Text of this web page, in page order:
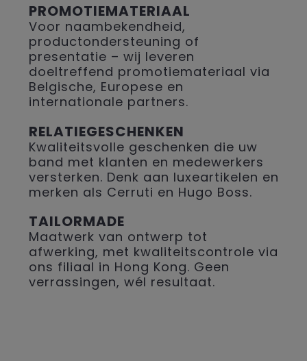
PROMOTIEMATERIAAL
Voor naambekendheid,
productondersteuning of
presentatie – wij leveren
doeltreffend promotiemateriaal via
Belgische, Europese en
internationale partners.
RELATIEGESCHENKEN
Kwaliteitsvolle geschenken die uw
band met klanten en medewerkers
versterken. Denk aan luxeartikelen en
merken als Cerruti en Hugo Boss.
TAILORMADE
Maatwerk van ontwerp tot
afwerking, met kwaliteitscontrole via
ons filiaal in Hong Kong. Geen
verrassingen, wél resultaat.